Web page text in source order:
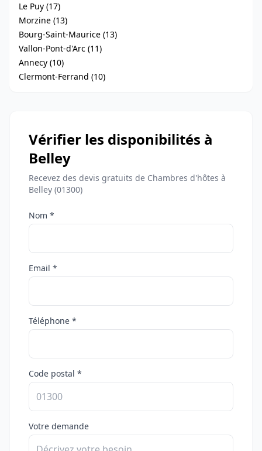
Le Puy (17)
Morzine (13)
Bourg-Saint-Maurice (13)
Vallon-Pont-d'Arc (11)
Annecy (10)
Clermont-Ferrand (10)
Vérifier les disponibilités à
Belley
Recevez des devis gratuits de Chambres d'hôtes à
Belley (01300)
Nom *
Email *
Téléphone *
Code postal *
Votre demande